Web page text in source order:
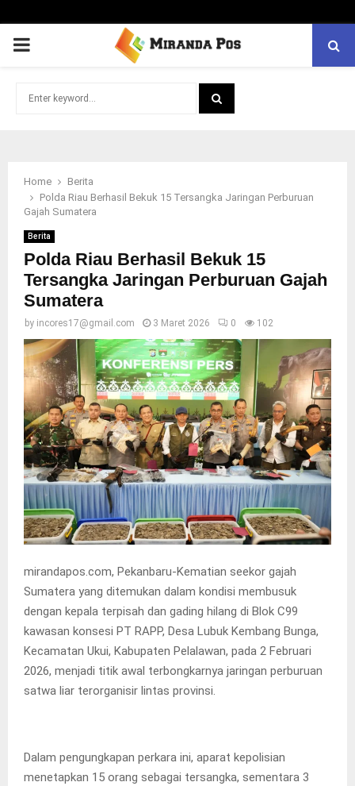
PRIMARY
Home
Berita
Polda Riau Berhasil Bekuk 15 Tersangka Jaringan Perburuan
Gajah Sumatera
Berita
Polda Riau Berhasil Bekuk 15
Tersangka Jaringan Perburuan Gajah
Sumatera
by incores17@gmail.com 3 Maret 2026 0 102
mirandapos.com, Pekanbaru-Kematian seekor gajah
Sumatera yang ditemukan dalam kondisi membusuk
dengan kepala terpisah dan gading hilang di Blok C99
kawasan konsesi PT RAPP, Desa Lubuk Kembang Bunga,
Kecamatan Ukui, Kabupaten Pelalawan, pada 2 Februari
2026, menjadi titik awal terbongkarnya jaringan perburuan
satwa liar terorganisir lintas provinsi.
Dalam pengungkapan perkara ini, aparat kepolisian
menetapkan 15 orang sebagai tersangka, sementara 3